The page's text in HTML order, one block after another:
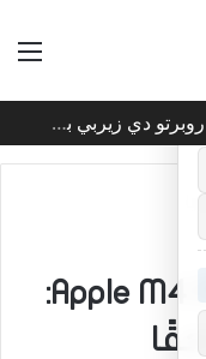
ساندرو تونالي: أقنعه مدرب توتنهام روبرتو دي زيربي بسرعة بالتوقيع
Apple M4 MacBook Air Review: